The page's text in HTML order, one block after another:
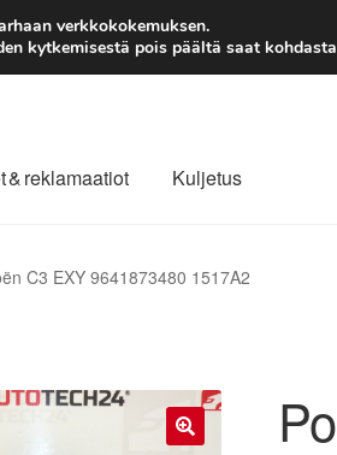
TOIMITUS alkaen 7 EUR
& reklamaatiot Kuljetus
C3 EXY 9641873480 1517A2
verkkokokemuksen.
kytkemisestä pois päältä saat kohdasta